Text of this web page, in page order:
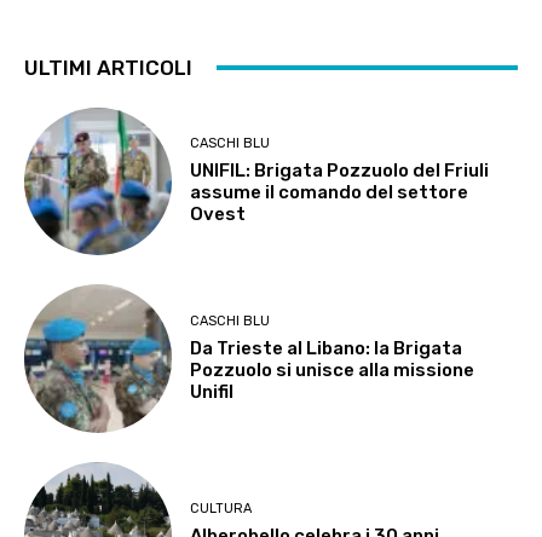
ULTIMI ARTICOLI
CASCHI BLU
UNIFIL: Brigata Pozzuolo del Friuli
assume il comando del settore
Ovest
CASCHI BLU
Da Trieste al Libano: la Brigata
Pozzuolo si unisce alla missione
Unifil
CULTURA